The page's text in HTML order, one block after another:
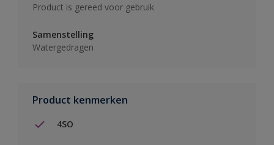
Product is gereed voor gebruik
Samenstelling
Watergedragen
Product kenmerken
4SO